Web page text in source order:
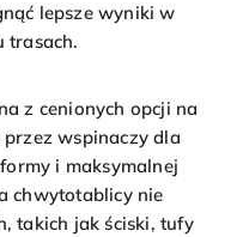
lepsze wyniki w
trasach.
z cenionych opcji na
wspinaczy dla
i maksymalnej
chwytotablicy nie
takich jakściski, tufy